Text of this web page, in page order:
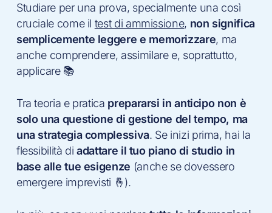
Studiare per una prova, specialmente una così
cruciale come il test di ammissione, non significa
semplicemente leggere e memorizzare, ma
anche comprendere, assimilare e, soprattutto,
applicare 📚
Tra teoria e pratica prepararsi in anticipo non è
solo una questione di gestione del tempo, ma
una strategia complessiva. Se inizi prima, hai la
flessibilità diadattare il tuo piano di studio in
base alle tue esigenze (anche se dovessero
emergere imprevisti 🤞).